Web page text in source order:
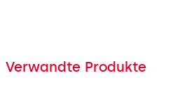
Verwandte Produkte